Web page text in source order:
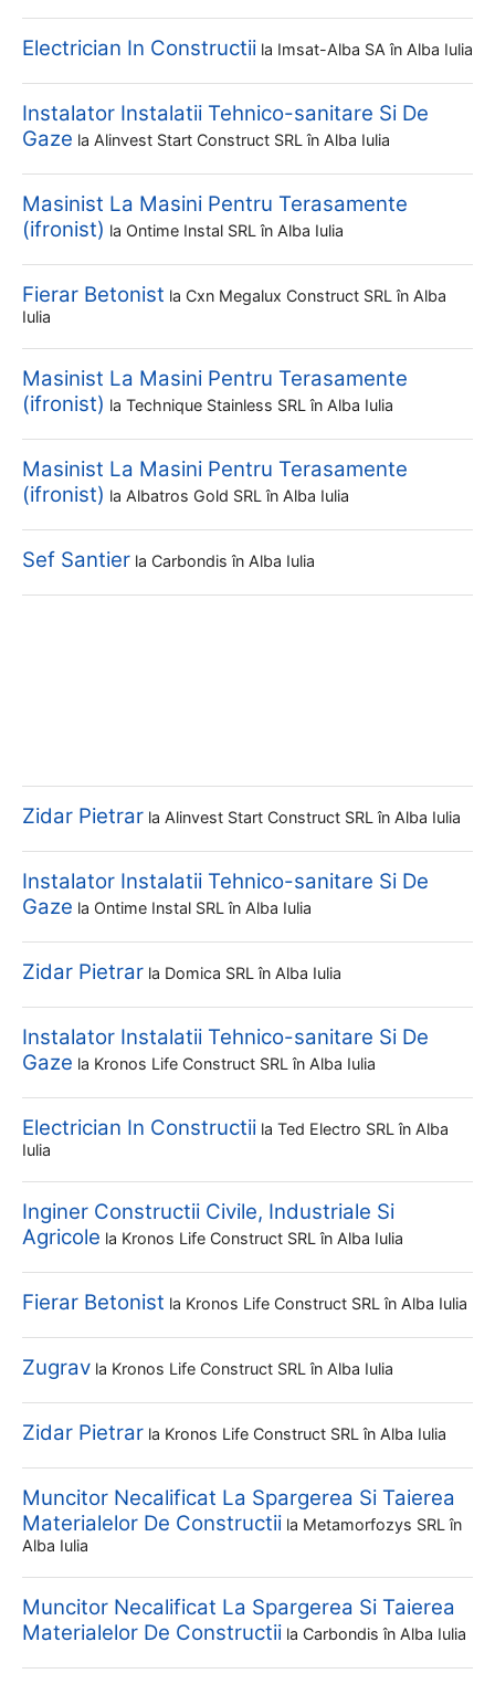
Electrician In Constructii la Imsat-Alba SA în Alba Iulia
Instalator Instalatii Tehnico-sanitare Si De
Gaze la Alinvest Start Construct SRL în Alba Iulia
Masinist La Masini Pentru Terasamente
(ifronist) la Ontime Instal SRL în Alba Iulia
Fierar Betonist la Cxn Megalux Construct SRL în Alba
Iulia
Masinist La Masini Pentru Terasamente
(ifronist) la Technique Stainless SRL în Alba Iulia
Masinist La Masini Pentru Terasamente
(ifronist) la Albatros Gold SRL în Alba Iulia
Sef Santier la Carbondis în Alba Iulia
Zidar Pietrar la Alinvest Start Construct SRL în Alba Iulia
Instalator Instalatii Tehnico-sanitare Si De
Gaze la Ontime Instal SRL în Alba Iulia
Zidar Pietrar la Domica SRL în Alba Iulia
Instalator Instalatii Tehnico-sanitare Si De
Gaze la Kronos Life Construct SRL în Alba Iulia
Electrician In Constructii la Ted Electro SRL în Alba
Iulia
Inginer Constructii Civile, Industriale Si
Agricole la Kronos Life Construct SRL în Alba Iulia
Fierar Betonist la Kronos Life Construct SRL în Alba Iulia
Zugrav la Kronos Life Construct SRL în Alba Iulia
Zidar Pietrar la Kronos Life Construct SRL în Alba Iulia
Muncitor Necalificat La Spargerea Si Taierea
Materialelor De Constructii la Metamorfozys SRL în
Alba Iulia
Muncitor Necalificat La Spargerea Si Taierea
Materialelor De Constructii la Carbondis în Alba Iulia